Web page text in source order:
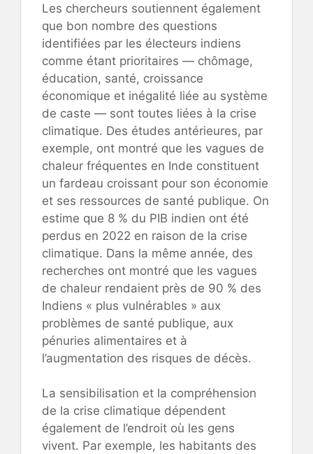
Les chercheurs soutiennent également
que bon nombre des questions
identifiées par les électeurs indiens
comme étant prioritaires — chômage,
éducation, santé, croissance
économique et inégalité liée au système
de caste — sont toutes liées à la crise
climatique. Des études antérieures, par
exemple, ont montré que les vagues de
chaleur fréquentes en Inde constituent
un fardeau croissant pour son économie
et ses ressources de santé publique. On
estime que 8 % du PIB indien ont été
perdus en 2022 en raison de la crise
climatique. Dans la même année, des
recherches ont montré que les vagues
de chaleur rendaient près de 90 % des
Indiens « plus vulnérables » aux
problèmes de santé publique, aux
pénuries alimentaires et à
l’augmentation des risques de décès.
La sensibilisation et la compréhension
de la crise climatique dépendent
également de l’endroit où les gens
vivent. Par exemple, les habitants des